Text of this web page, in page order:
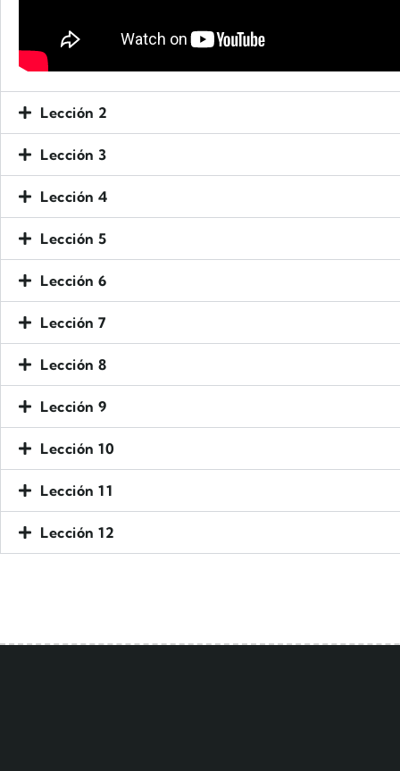
Lección 2
Lección 3
Lección 4
Lección 5
Lección 6
Lección 7
Lección 8
Lección 9
Lección 10
Lección 11
Lección 12